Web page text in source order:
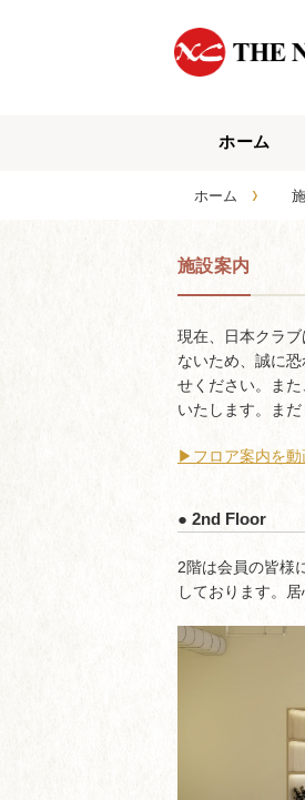
ホーム
ホーム ›
施設案内
現在、日本クラ
ないため、誠に
せください。ま
いたします。ま
▶︎フロア案内を動
● 2nd Floor
2階は会員の皆様
しております。